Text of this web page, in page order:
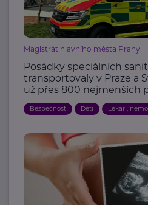
Magistrát hlavního města Prahy
Posádky speciálních
transportovaly v Praze a
už přes 800 nejmenších
Bezpečnost Děti Lékaři,